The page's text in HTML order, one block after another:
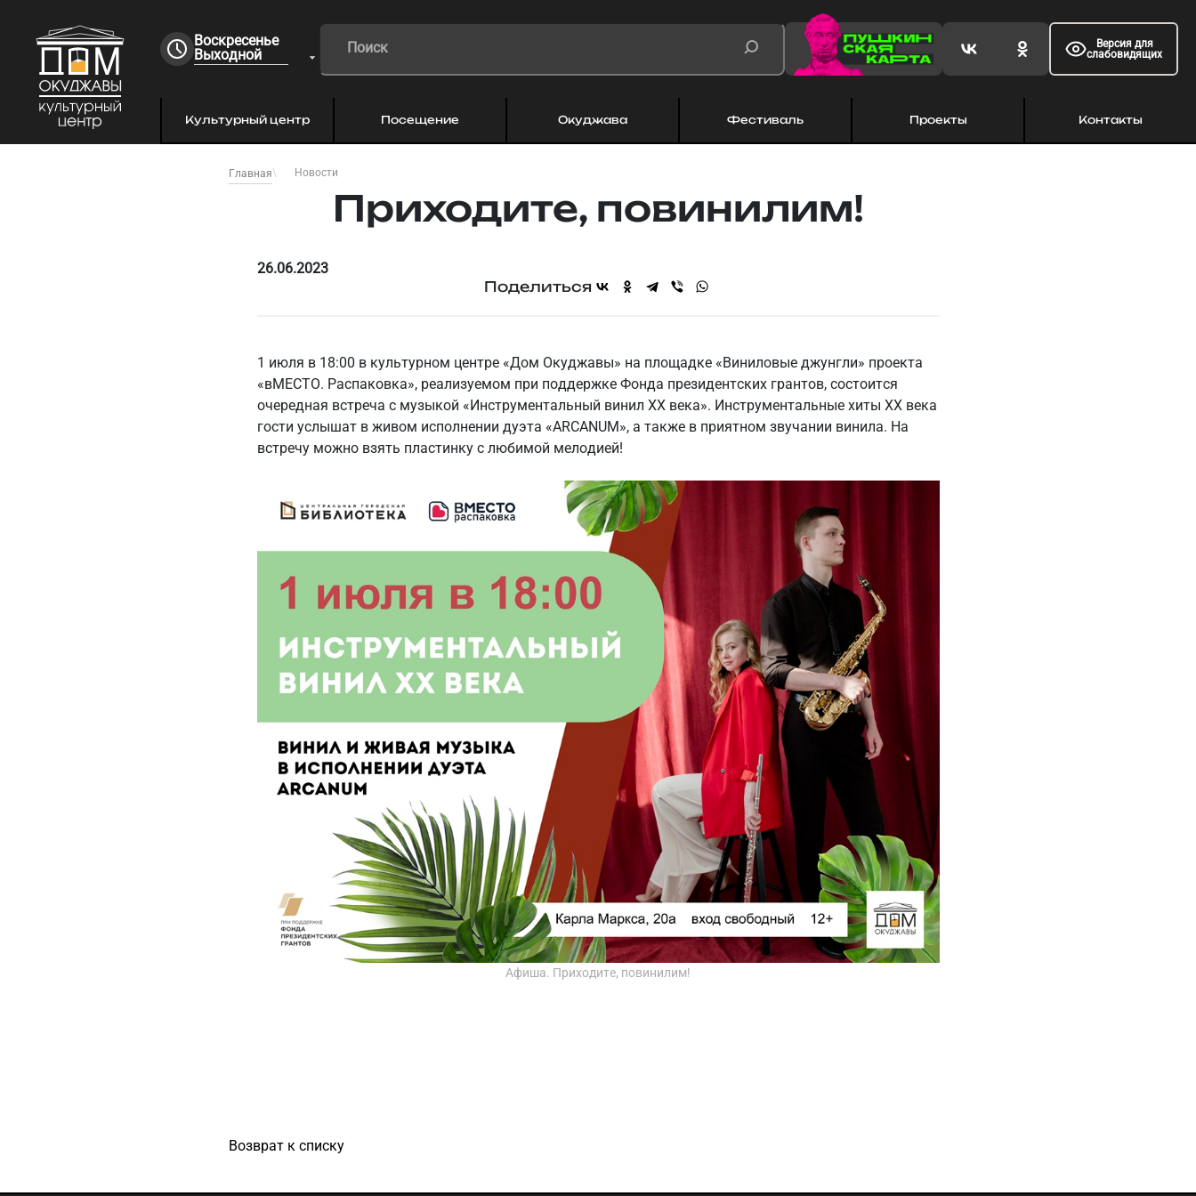
Воскресенье
Выходной
Версия для
слабовидящих
Культурный центр Посещение Окуджава Фестиваль Проекты Контакты
Главная Новости
Приходите, повинилим!
26.06.2023
Поделиться
1 июля в 18:00 в культурном центре «Дом Окуджавы» на площадке «Виниловые джунгли» проекта
«вМЕСТО. Распаковка», реализуемом при поддержке Фонда президентских грантов, состоится
очередная встреча с музыкой «Инструментальный винил ХХ века». Инструментальные хиты ХХ века
гости услышат в живом исполнении дуэта «ARCANUM», а также в приятном звучании винила. На
встречу можно взять пластинку с любимой мелодией!
Афиша. Приходите, повинилим!
Возврат к списку